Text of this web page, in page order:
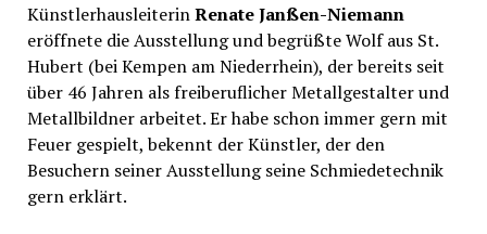
KünstlerhausleiterinRenate Janßen-Niemann
eröffnete die Ausstellung und begrüßte Wolf aus St.
Hubert (bei Kempen am Niederrhein), der bereits seit
über 46 Jahren als freiberuflicher Metallgestalter und
Metallbildner arbeitet. Er habe schon immer gern mit
Feuer gespielt, bekennt der Künstler, der den
Besuchern seiner Ausstellung seine Schmiedetechnik
gern erklärt.